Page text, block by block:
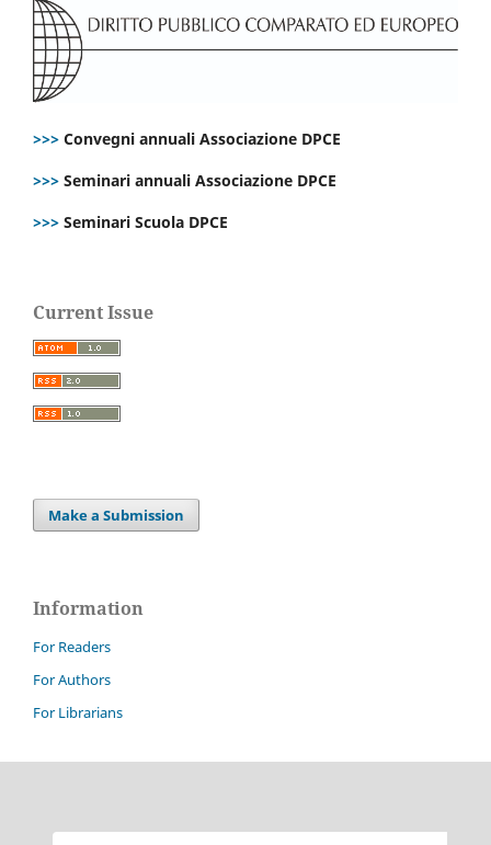
>>> Convegni annuali Associazione DPCE
>>> Seminari annuali Associazione DPCE
>>> Seminari Scuola DPCE
Current Issue
Make a Submission
Information
For Readers
For Authors
For Librarians